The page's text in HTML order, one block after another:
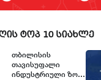
ტოპ 10 სიახლე
თბილისის
თავისუფალი
ინდუსტრიული ზონა